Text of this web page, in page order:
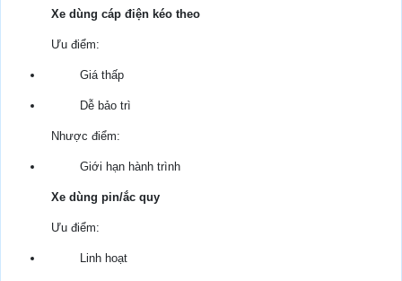
Xe dùng cáp điện kéo theo
Ưu điểm:
Giá thấp
Dễ bảo trì
Nhược điểm:
Giới hạn hành trình
Xe dùng pin/ắc quy
Ưu điểm:
Linh hoạt